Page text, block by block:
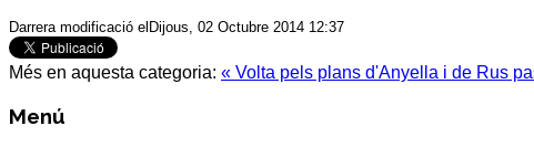
Darrera modificació elDijous, 02 Octubre 2014 12:37
Més en aquesta categoria: « Volta pels plans d'Anyella i de Rus
Menú